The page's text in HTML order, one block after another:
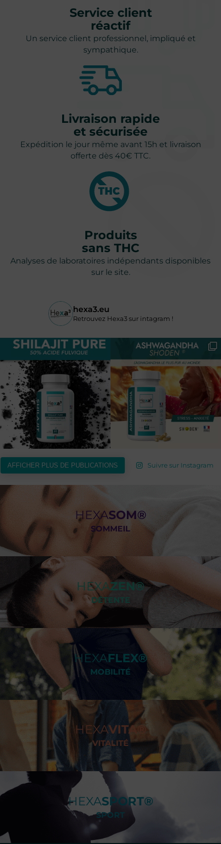
Service client
réactif
Un service client professionnel, impliqué et
sympathique.
Livraison rapide
et sécurisée
Expédition le jour même avant 15h et livraison
offerte dès 40€ TTC.
Produits
sans THC
Analyses de laboratoires indépendants disponibles
sur le site.
hexa3.eu
Retrouvez Hexa3 sur intagram !
AFFICHER PLUS DE PUBLICATIONS Suivre sur Instagram
HEXASOM®
SOMMEIL
HEXAZEN®
DÉTENTE
HEXAFLEX®
MOBILITÉ
HEXAVITA®
VITALITÉ
HEXASPORT®
SPORT